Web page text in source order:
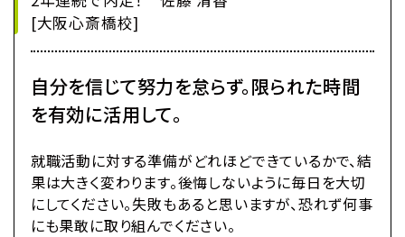
[大阪心斎橋校]
自分を信じて努力を怠らず。限られた時間
を有効に活用して。
就職活動に対する準備がどれほどできているかで、結
果は大きく変わります。後悔しないように毎日を大切
にしてください。失敗もあると思いますが、恐れず何事
にも果敢に取り組んでください。